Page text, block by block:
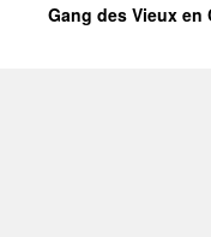
Gang des Vieux en